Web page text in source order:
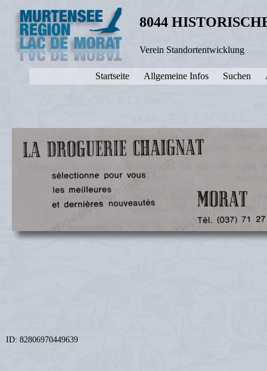
8044
Verein Standortentwicklung
Startseite Allgemeine Infos Suchen
ID: 82806970449639